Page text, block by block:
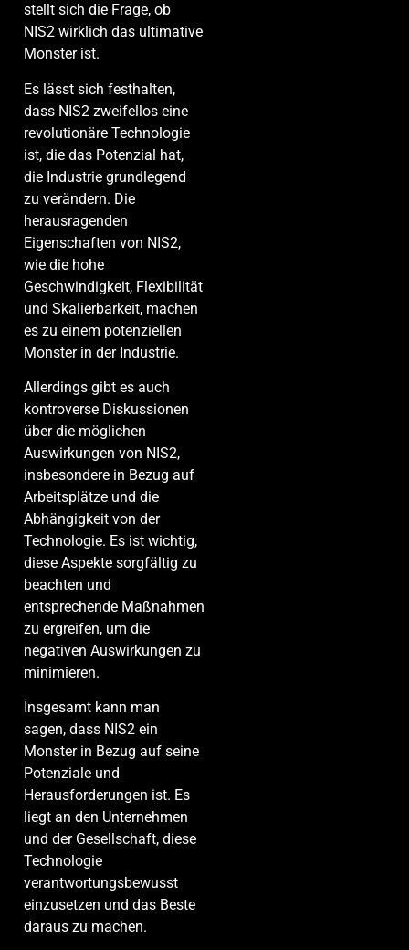
stellt sich die Frage, ob
NIS2 wirklich das ultimative
Monster ist.
Es lässt sich festhalten,
dass NIS2 zweifellos eine
revolutionäre Technologie
ist, die das Potenzial hat,
die Industrie grundlegend
zu verändern. Die
herausragenden
Eigenschaften von NIS2,
wie die hohe
Geschwindigkeit, Flexibilität
und Skalierbarkeit, machen
es zu einem potenziellen
Monster in der Industrie.
Allerdings gibt es auch
kontroverse Diskussionen
über die möglichen
Auswirkungen von NIS2,
insbesondere in Bezug auf
Arbeitsplätze und die
Abhängigkeit von der
Technologie. Es ist wichtig,
diese Aspekte sorgfältig zu
beachten und
entsprechende Maßnahmen
zu ergreifen, um die
negativen Auswirkungen zu
minimieren.
Insgesamt kann man
sagen, dass NIS2 ein
Monster in Bezug auf seine
Potenziale und
Herausforderungen ist. Es
liegt an den Unternehmen
und der Gesellschaft, diese
Technologie
verantwortungsbewusst
einzusetzen und das Beste
daraus zu machen.